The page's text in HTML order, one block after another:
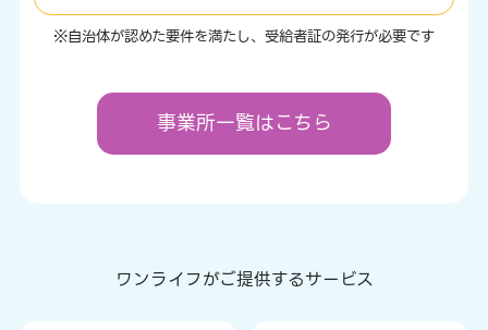
※自治体が認めた要件を満たし、受給者証の発行が必要です
事業所一覧はこちら
ワンライフがご提供するサービス